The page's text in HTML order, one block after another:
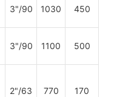
3"/90 1030 450
3"/90 1100 500
2"/63 770 170